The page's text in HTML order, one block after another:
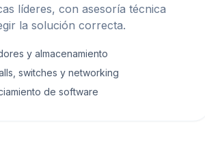
líderes, con asesoría técnica
la solución correcta.
y almacenamiento
switches y networking
de software